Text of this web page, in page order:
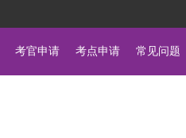
考官申请 考点申请 常见问题